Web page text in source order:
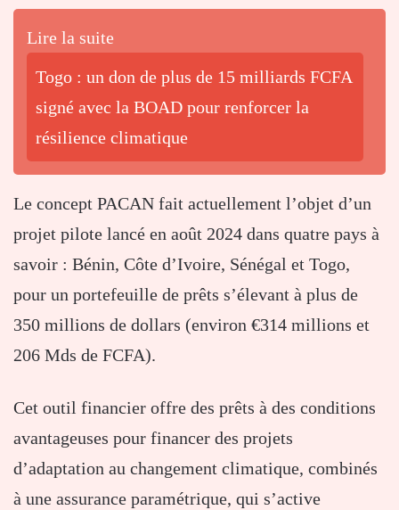
Lire la suite
Togo : un don de plus de 15 milliards FCFA
signé avec la BOAD pour renforcer la
résilience climatique
Le concept PACAN fait actuellement l’objet d’un
projet pilote lancé en août 2024 dans quatre pays à
savoir : Bénin, Côte d’Ivoire, Sénégal et Togo,
pour un portefeuille de prêts s’élevant à plus de
350 millions de dollars (environ €314 millions et
206 Mds de FCFA).
Cet outil financier offre des prêts à des conditions
avantageuses pour financer des projets
d’adaptation au changement climatique, combinés
à une assurance paramétrique, qui s’active